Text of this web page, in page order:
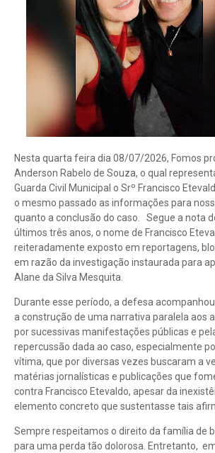
Nesta quarta feira dia 08/07/2026, Fomos
Anderson Rabelo de Souza, o qual
Guarda Civil Municipal o Srº Francisco
o mesmo passado as informações para
quanto a conclusão do caso. Segue a nota
últimos três anos, o nome de Francisco
reiteradamente exposto em reportagens,
em razão da investigação instaurada para
Alane da Silva Mesquita.
Durante esse período, a defesa
a construção de uma narrativa paralela aos
por sucessivas manifestações públicas e
repercussão dada ao caso, especialmente
vítima, que por diversas vezes buscaram a
matérias jornalísticas e publicações que
contra Francisco Etevaldo, apesar da
elemento concreto que sustentasse tais
Sempre respeitamos o direito da família de
para uma perda tão dolorosa. Entretanto,